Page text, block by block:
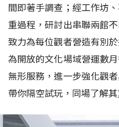
間即著手調查；經工作坊
重過程，研討出串聯兩館
致力為每位觀者營造有別
為開放的文化場域營運數
無形服務，進一步強化觀
帶你隔空試玩，同場了解其